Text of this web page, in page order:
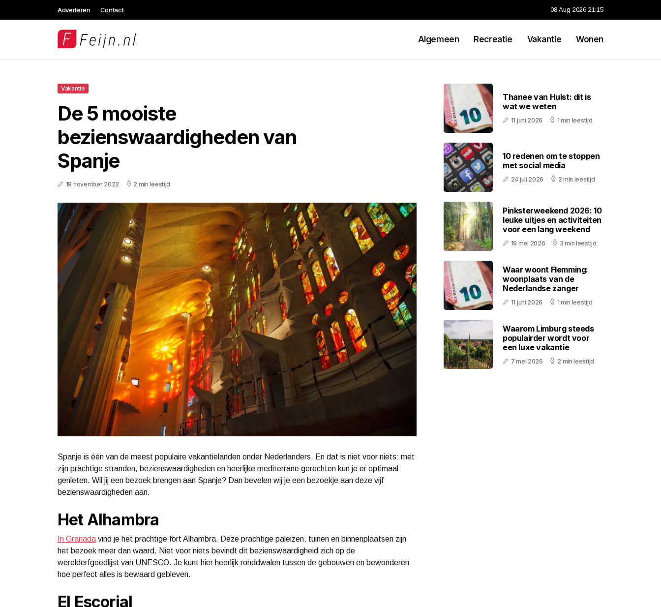
Adverteren Contact 08 Aug 2026 21:15
Algemeen Recreatie Vakantie Wonen
Vakantie
De 5 mooiste
bezienswaardigheden van
Spanje
18 november 2022 2 min leestijd
Spanje is één van de meest populaire vakantielanden onder Nederlanders. En dat is niet voor niets: met
zijn prachtige stranden, bezienswaardigheden en heerlijke mediterrane gerechten kun je er optimaal
genieten. Wil jij een bezoek brengen aan Spanje? Dan bevelen wij je een bezoekje aan deze vijf
bezienswaardigheden aan.
Het Alhambra
In Granada vind je het prachtige fort Alhambra. Deze prachtige paleizen, tuinen en binnenplaatsen zijn
het bezoek meer dan waard. Niet voor niets bevindt dit bezienswaardigheid zich op de
werelderfgoedlijst van UNESCO. Je kunt hier heerlijk ronddwalen tussen de gebouwen en bewonderen
hoe perfect alles is bewaard gebleven.
El Escorial
Thanee van Hulst: dit is
wat we weten
11 juni 2026 1 min leestijd
10 redenen om te stoppen
met social media
24 juli 2026 2 min leestijd
Pinksterweekend 2026: 10
leuke uitjes en activiteiten
voor een lang weekend
19 mei 2026 3 min leestijd
Waar woont Flemming:
woonplaats van de
Nederlandse zanger
11 juni 2026 1 min leestijd
Waarom Limburg steeds
populairder wordt voor
een luxe vakantie
7 mei 2026 2 min leestijd